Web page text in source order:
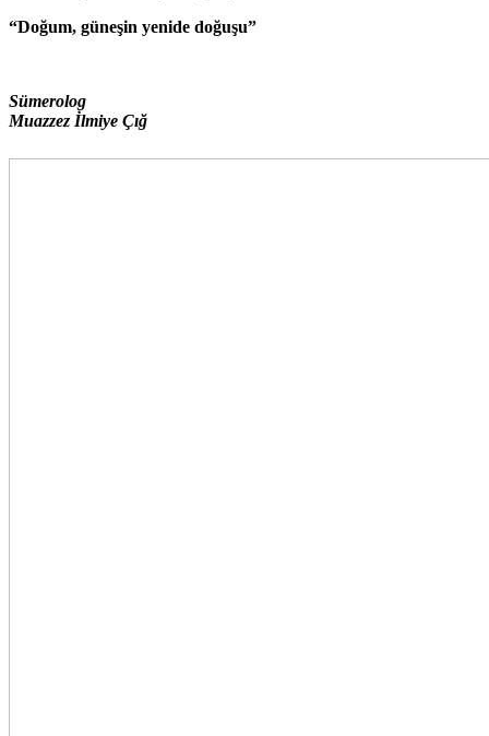
“Doğum, güneşin yenide doğuşu”
Sümerolog
Muazzez İlmiye Çığ